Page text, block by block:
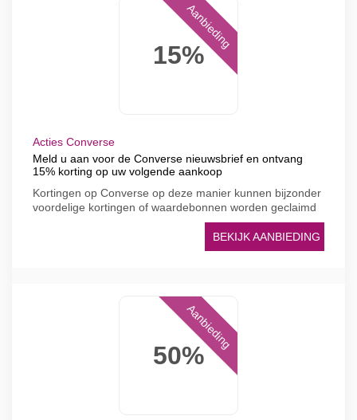
15%
Aanbieding
Acties Converse
Meld u aan voor de Converse nieuwsbrief en ontvang
15% korting op uw volgende aankoop
Kortingen op Converse op deze manier kunnen bijzonder
voordelige kortingen of waardebonnen worden geclaimd
BEKIJK AANBIEDING
50%
Aanbieding